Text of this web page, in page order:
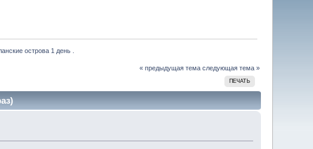
острова 1 день .
« предыдущая тема следующая тема »
ПЕЧАТЬ